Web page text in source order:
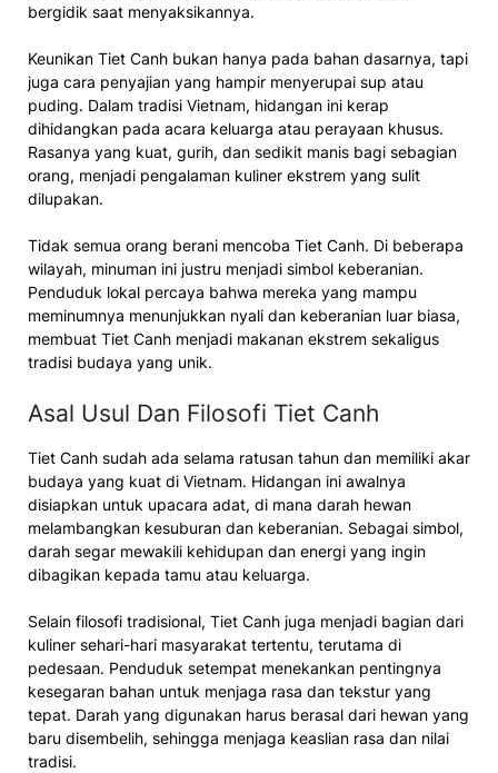
bergidik saat menyaksikannya.
Keunikan Tiet Canh bukan hanya pada bahan dasarnya, tapi
juga cara penyajian yang hampir menyerupai sup atau
puding. Dalam tradisi Vietnam, hidangan ini kerap
dihidangkan pada acara keluarga atau perayaan khusus.
Rasanya yang kuat, gurih, dan sedikit manis bagi sebagian
orang, menjadi pengalaman kuliner ekstrem yang sulit
dilupakan.
Tidak semua orang berani mencoba Tiet Canh. Di beberapa
wilayah, minuman ini justru menjadi simbol keberanian.
Penduduk lokal percaya bahwa mereka yang mampu
meminumnya menunjukkan nyali dan keberanian luar biasa,
membuat Tiet Canh menjadi makanan ekstrem sekaligus
tradisi budaya yang unik.
Asal Usul Dan Filosofi Tiet Canh
Tiet Canh sudah ada selama ratusan tahun dan memiliki akar
budaya yang kuat di Vietnam. Hidangan ini awalnya
disiapkan untuk upacara adat, di mana darah hewan
melambangkan kesuburan dan keberanian. Sebagai simbol,
darah segar mewakili kehidupan dan energi yang ingin
dibagikan kepada tamu atau keluarga.
Selain filosofi tradisional, Tiet Canh juga menjadi bagian dari
kuliner sehari-hari masyarakat tertentu, terutama di
pedesaan. Penduduk setempat menekankan pentingnya
kesegaran bahan untuk menjaga rasa dan tekstur yang
tepat. Darah yang digunakan harus berasal dari hewan yang
baru disembelih, sehingga menjaga keaslian rasa dan nilai
tradisi.